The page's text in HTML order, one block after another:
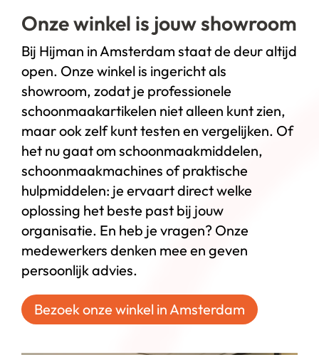
Onze winkel is jouw showroom
Bij Hijman in Amsterdam staat de deur altijd
open. Onze winkel is ingericht als
showroom, zodat je professionele
schoonmaakartikelen niet alleen kunt zien,
maar ook zelf kunt testen en vergelijken. Of
het nu gaat om schoonmaakmiddelen,
schoonmaakmachines of praktische
hulpmiddelen: je ervaart direct welke
oplossing het beste past bij jouw
organisatie. En heb je vragen? Onze
medewerkers denken mee en geven
persoonlijk advies.
Bezoek onze winkel in Amsterdam